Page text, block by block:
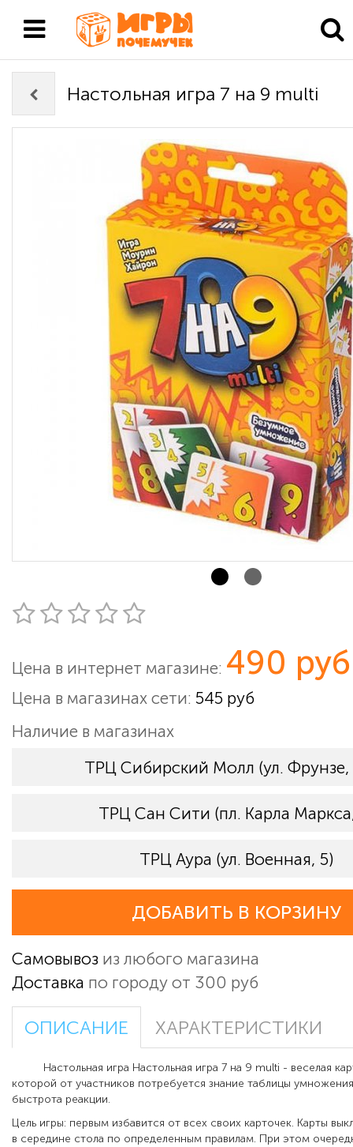
Настольная игра 7 на 9 multi
Цена в интернет магазине: 490 руб
Цена в магазинах сети: 545 руб
Наличие в магазинах
ТРЦ Сибирский Молл (ул.
ТРЦ Сан Сити (пл. Карла
ТРЦ Аура (ул. Военная, 5)
ДОБАВИТЬ В КОРЗИНУ
Самовывоз из любого магазина
Доставка по городу от 300 руб
ОПИСАНИЕ ХАРАКТЕРИСТИКИ
Настольная игра Настольная игра 7 на 9 multi - веселая
которой от участников потребуется знание таблицы
быстрота реакции.
Цель игры: первым избавится от всех своих карточек. Карты
в середине стола по определенным правилам. При этом